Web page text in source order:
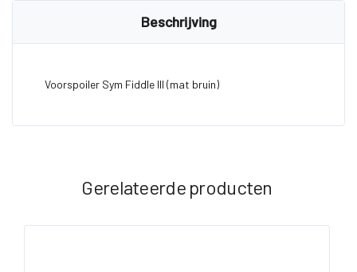
Beschrijving
Voorspoiler Sym Fiddle III (mat bruin)
Gerelateerde producten